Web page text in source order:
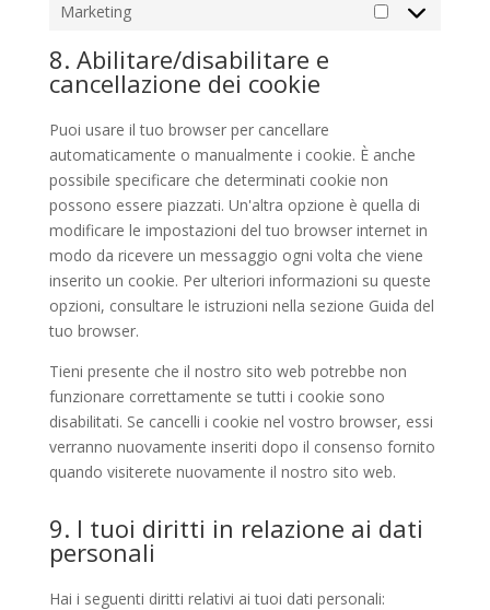
Marketing
Marketing
8. Abilitare/disabilitare e
cancellazione dei cookie
Puoi usare il tuo browser per cancellare
automaticamente o manualmente i cookie. È anche
possibile specificare che determinati cookie non
possono essere piazzati. Un'altra opzione è quella di
modificare le impostazioni del tuo browser internet in
modo da ricevere un messaggio ogni volta che viene
inserito un cookie. Per ulteriori informazioni su queste
opzioni, consultare le istruzioni nella sezione Guida del
tuo browser.
Tieni presente che il nostro sito web potrebbe non
funzionare correttamente se tutti i cookie sono
disabilitati. Se cancelli i cookie nel vostro browser, essi
verranno nuovamente inseriti dopo il consenso fornito
quando visiterete nuovamente il nostro sito web.
9. I tuoi diritti in relazione ai dati
personali
Hai i seguenti diritti relativi ai tuoi dati personali: